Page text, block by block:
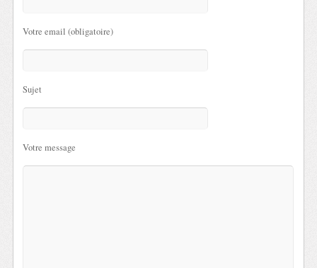
Votre email (obligatoire)
Sujet
Votre message